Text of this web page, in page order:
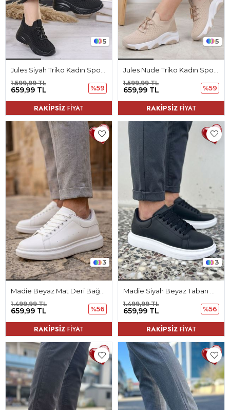
5
659,99 TL
1.599,99 TL
%59
RAKİPSİZ FİYAT
5
659,99 TL
1.599,99 TL
%59
RAKİPSİZ FİYAT
3
659,99 TL
1.499,99 TL
%56
RAKİPSİZ FİYAT
3
659,99 TL
1.499,99 TL
%56
RAKİPSİZ FİYAT